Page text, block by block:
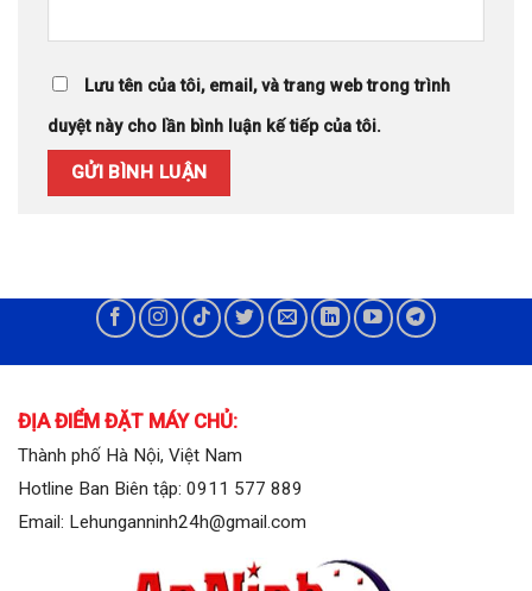
Lưu tên của tôi, email, và trang web trong trình
duyệt này cho lần bình luận kế tiếp của tôi.
ĐỊA ĐIỂM ĐẶT MÁY CHỦ:
Thành phố Hà Nội, Việt Nam
Hotline Ban Biên tập: 0911 577 889
Email: Lehunganninh24h@gmail.com